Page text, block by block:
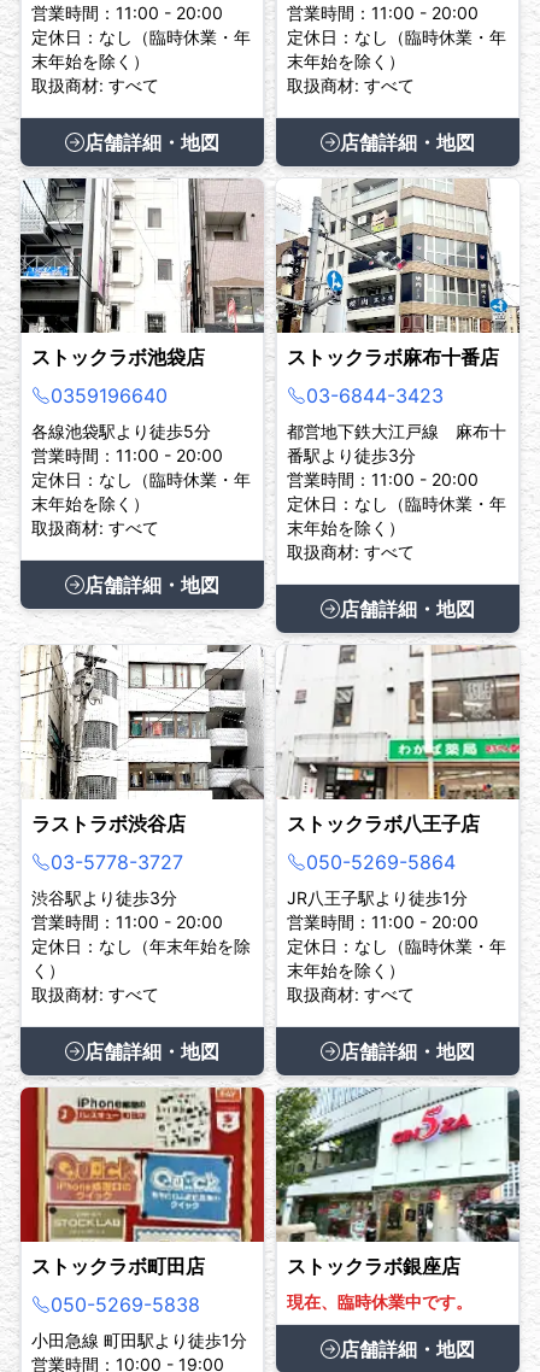
営業時間：11:00 - 20:00
定休日：なし（臨時休業・年
末年始を除く）
取扱商材: すべて
店舗詳細・地図
営業時間：11:00 - 20:00
定休日：なし（臨時休業・年
末年始を除く）
取扱商材: すべて
店舗詳細・地図
ストックラボ池袋店
0359196640
各線池袋駅より徒歩5分
営業時間：11:00 - 20:00
定休日：なし（臨時休業・年
末年始を除く）
取扱商材: すべて
店舗詳細・地図
ストックラボ麻布十番店
03-6844-3423
都営地下鉄大江戸線 麻布十
番駅より徒歩3分
営業時間：11:00 - 20:00
定休日：なし（臨時休業・年
末年始を除く）
取扱商材: すべて
店舗詳細・地図
ラストラボ渋谷店
03-5778-3727
渋谷駅より徒歩3分
営業時間：11:00 - 20:00
定休日：なし（年末年始を除
く）
取扱商材: すべて
店舗詳細・地図
ストックラボ八王子店
050-5269-5864
JR八王子駅より徒歩1分
営業時間：11:00 - 20:00
定休日：なし（臨時休業・年
末年始を除く）
取扱商材: すべて
店舗詳細・地図
ストックラボ町田店
050-5269-5838
小田急線 町田駅より徒歩1分
営業時間：10:00 - 19:00
ストックラボ銀座店
現在、臨時休業中です。
店舗詳細・地図